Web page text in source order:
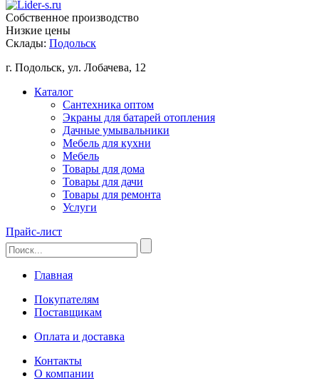
Собственное производство
Низкие цены
Склады: Подольск
г. Подольск, ул. Лобачева, 12
Каталог
Сантехника оптом
Экраны для батарей отопления
Дачные умывальники
Мебель для кухни
Мебель
Товары для дома
Товары для дачи
Товары для ремонта
Услуги
Прайс-лист
Главная
Покупателям
Поставщикам
Оплата и доставка
Контакты
О компании